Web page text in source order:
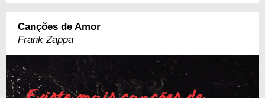
Canções de Amor
Frank Zappa